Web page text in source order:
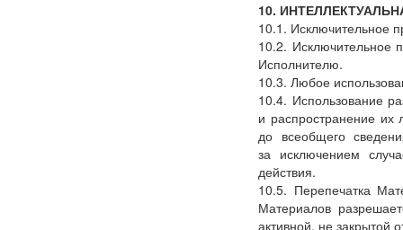
10.
10.1. Исключительное
10.2. Исключительное
Исполнителю.
10.3. Любое
10.4. Использование
и распространение
до всеобщего
за исключением
действия.
10.5. Перепечатка
Материалов
активной, не закрытой